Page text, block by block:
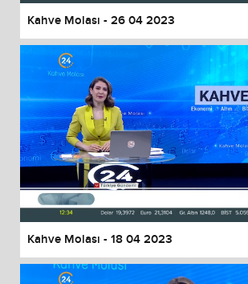
Kahve Molası - 26 04 2023
Kahve Molası - 18 04 2023